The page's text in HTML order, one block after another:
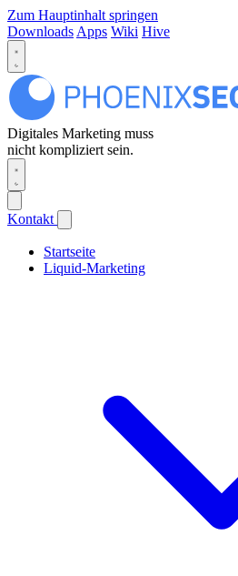
Zum Hauptinhalt springen
Downloads Apps Wiki Hive
Digitales Marketing muss
nicht kompliziert sein.
Kontakt
Startseite
Liquid-Marketing